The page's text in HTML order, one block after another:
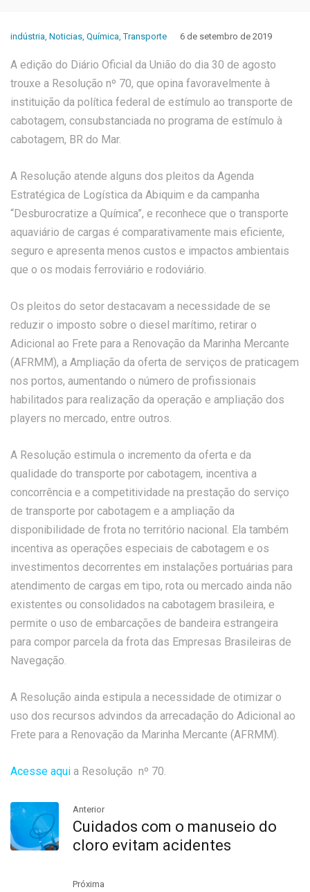
indústria, Noticias, Química,Transporte 6 de setembro de 2019
A edição do Diário Oficial da União do dia 30 de agosto
trouxe a Resolução nº 70, que opina favoravelmente à
instituição da política federal de estímulo ao transporte de
cabotagem, consubstanciada no programa de estímulo à
cabotagem, BR do Mar.
A Resolução atende alguns dos pleitos da Agenda
Estratégica de Logística da Abiquim e da campanha
“Desburocratize a Química”, e reconhece que o transporte
aquaviário de cargas é comparativamente mais eficiente,
seguro e apresenta menos custos e impactos ambientais
que o os modais ferroviário e rodoviário.
Os pleitos do setor destacavam a necessidade de se
reduzir o imposto sobre o diesel marítimo, retirar o
Adicional ao Frete para a Renovação da Marinha Mercante
(AFRMM), a Ampliação da oferta de serviços de praticagem
nos portos, aumentando o número de profissionais
habilitados para realização da operação e ampliação dos
players no mercado, entre outros.
A Resolução estimula o incremento da oferta e da
qualidade do transporte por cabotagem, incentiva a
concorrência e a competitividade na prestação do serviço
de transporte por cabotagem e a ampliação da
disponibilidade de frota no território nacional. Ela também
incentiva as operações especiais de cabotagem e os
investimentos decorrentes em instalações portuárias para
atendimento de cargas em tipo, rota ou mercado ainda não
existentes ou consolidados na cabotagem brasileira, e
permite o uso de embarcações de bandeira estrangeira
para compor parcela da frota das Empresas Brasileiras de
Navegação.
A Resolução ainda estipula a necessidade de otimizar o
uso dos recursos advindos da arrecadação do Adicional ao
Frete para a Renovação da Marinha Mercante (AFRMM).
Acesse aqui a Resolução nº 70.
Anterior
Cuidados com o manuseio do
cloro evitam acidentes
Próxima